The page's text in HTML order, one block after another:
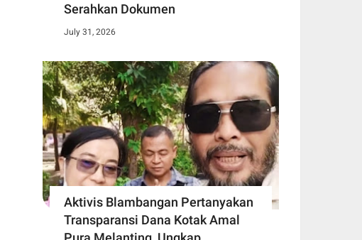
Serahkan Dokumen
July 31, 2026
Aktivis Blambangan Pertanyakan
Transparansi Dana Kotak Amal